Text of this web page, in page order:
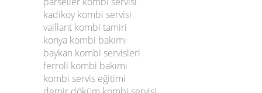
kadikoy kombi servisi
vaillant kombi tamiri
konya kombi bakımı
baykan kombi servisleri
ferroli kombi bakımı
kombi servis eğitimi